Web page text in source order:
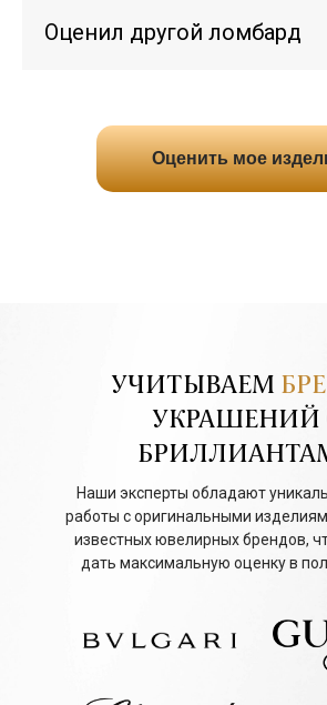
Оценил другой ломбард
Оценить мое
УЧИТЫВАЕМ
УКРАШЕНИЙ
Наши эксперты обладают
работы с оригинальными
известных ювелирных брендов,
дать максимальную оценку в